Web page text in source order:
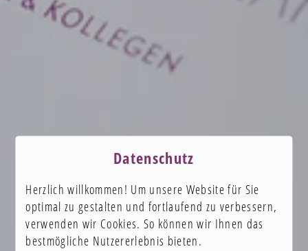
Datenschutz
Herzlich willkommen! Um unsere Website für Sie
optimal zu gestalten und fortlaufend zu verbessern,
verwenden wir Cookies. So können wir Ihnen das
bestmögliche Nutzererlebnis bieten.